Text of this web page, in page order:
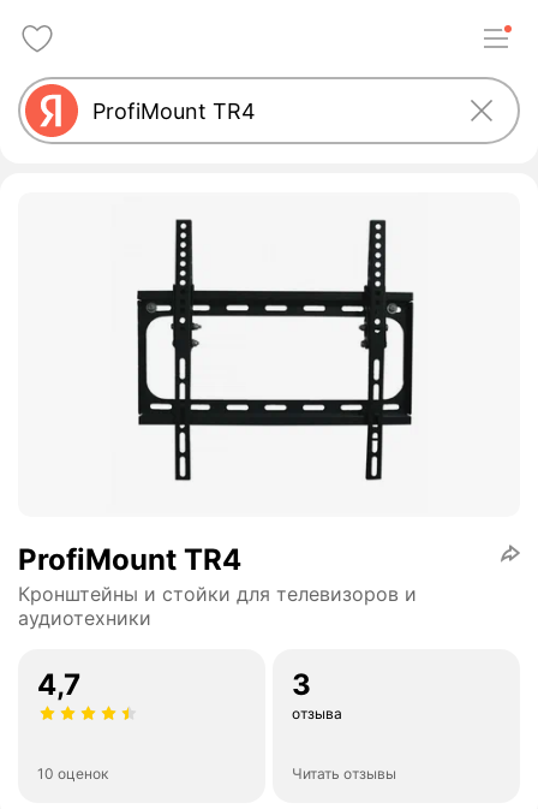
ProfiMount TR4
Кронштейны и стойки для телевизоров и
аудиотехники
4,7
10 оценок
3
отзыва
Читать отзывы